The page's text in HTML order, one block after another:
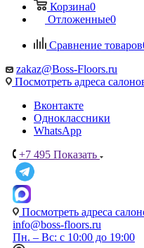
Корзина0
Отложенные0
Сравнение товаров
zakaz@Boss-Floors.ru
Посмотреть адреса
Вконтакте
Одноклассники
WhatsApp
+7 495 Показать
Посмотреть адреса
info@boss-floors.ru
Пн. – Вс: с 10:00 до 19:00